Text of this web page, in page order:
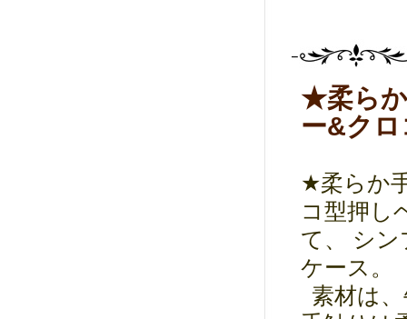
★柔ら
ー&ク
★柔らか
コ型押し
て、 シン
ケース。
素材は